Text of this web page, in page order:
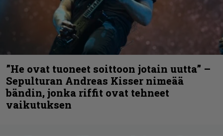
”He ovat tuoneet soittoon jotain uutta” –
Sepulturan Andreas Kisser nimeää
bändin, jonka riffit ovat tehneet
vaikutuksen